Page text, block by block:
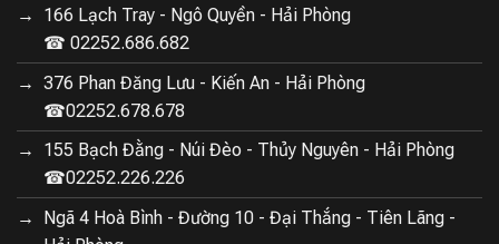
166 Lạch Tray - Ngô Quyền - Hải Phòng
☎ 02252.686.682
376 Phan Đăng Lưu - Kiến An - Hải Phòng
☎02252.678.678
155 Bạch Đằng - Núi Đèo - Thủy Nguyên - Hải Phòng
☎02252.226.226
Ngã 4 Hoà Bình - Đường 10 - Đại Thắng - Tiên Lãng -